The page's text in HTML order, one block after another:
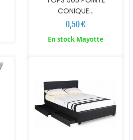
CONIQUE...
0,50 €
En stock Mayotte